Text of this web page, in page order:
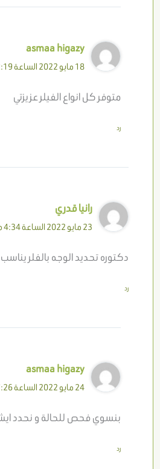
asmaa higazy
18 مايو 2022 الساعة 12:19 صباحًا
متوفر كل انواع الفيلر عزيزتي
رد
رانيا قدري
23 مايو 2022 الساعة 4:34 مساءً
دكتوره تحديد الوجه بالفلر
رد
asmaa higazy
24 مايو 2022 الساعة 7:26 مساءً
بنسوي فحص للحالة و نحدد
رد